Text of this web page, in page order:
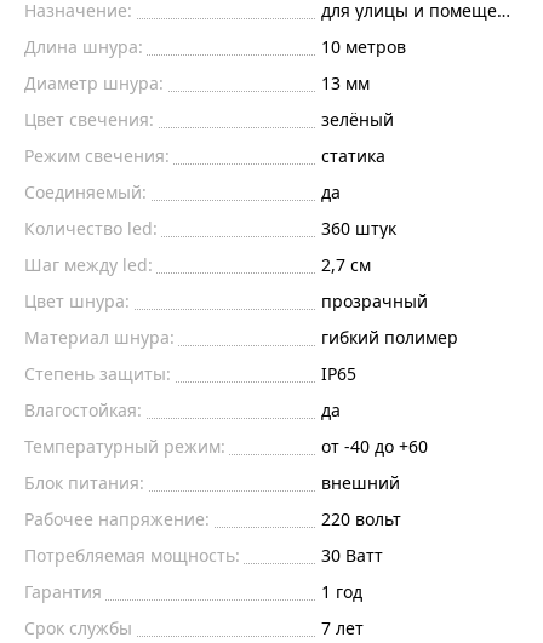
Назначение:
для улицы и помещений
Длина шнура:
10 метров
Диаметр шнура:
13 мм
Цвет свечения:
зелёный
Режим свечения:
статика
Соединяемый:
да
Количество led:
360 штук
Шаг между led:
2,7 см
Цвет шнура:
прозрачный
Материал шнура:
гибкий полимер
Степень защиты:
IP65
Влагостойкая:
да
Температурный режим:
от -40 до +60
Блок питания:
внешний
Рабочее напряжение:
220 вольт
Потребляемая мощность:
30 Ватт
Гарантия
1 год
Срок службы
7 лет